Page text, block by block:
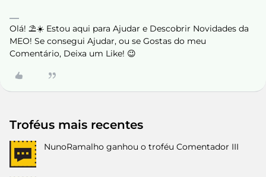
Olá! ⛱️☀️ Estou aqui para Ajudar e Descobrir Novidades da
MEO! Se consegui Ajudar, ou se Gostas do meu
Comentário, Deixa um Like! 😉
Troféus mais recentes
NunoRamalho ganhou o troféu Comentador III